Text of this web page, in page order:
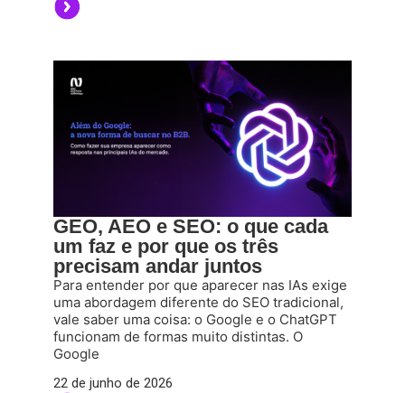
GEO, AEO e SEO: o que cada
um faz e por que os três
precisam andar juntos
Para entender por que aparecer nas IAs exige
uma abordagem diferente do SEO tradicional,
vale saber uma coisa: o Google e o ChatGPT
funcionam de formas muito distintas. O
Google
22 de junho de 2026